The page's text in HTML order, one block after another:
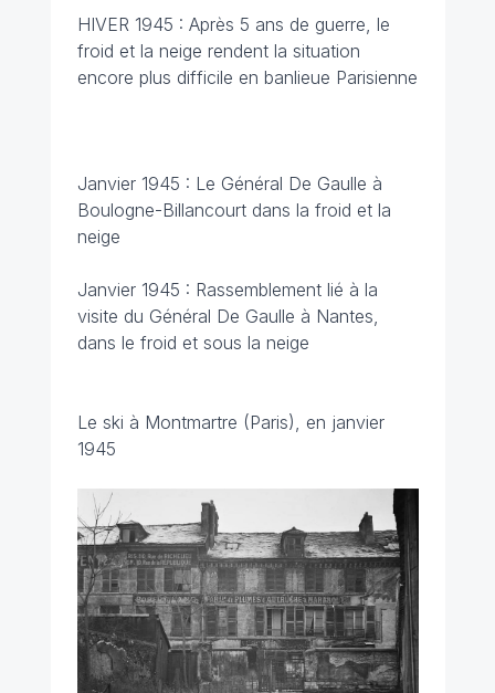
HIVER 1945 : Après 5 ans de guerre, le
froid et la neige rendent la situation
encore plus difficile en banlieue Parisienne
Janvier 1945 : Le Général De Gaulle à
Boulogne-Billancourt dans la froid et la
neige
Janvier 1945 : Rassemblement lié à la
visite du Général De Gaulle à Nantes,
dans le froid et sous la neige
Le ski à Montmartre (Paris), en janvier
1945